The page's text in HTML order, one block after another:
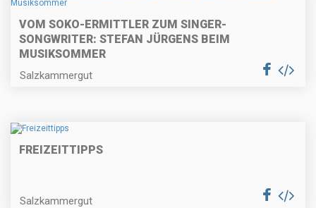
VOM SOKO-ERMITTLER ZUM SINGER-
SONGWRITER: STEFAN JÜRGENS BEIM
MUSIKSOMMER
Salzkammergut
FREIZEITTIPPS
Salzkammergut